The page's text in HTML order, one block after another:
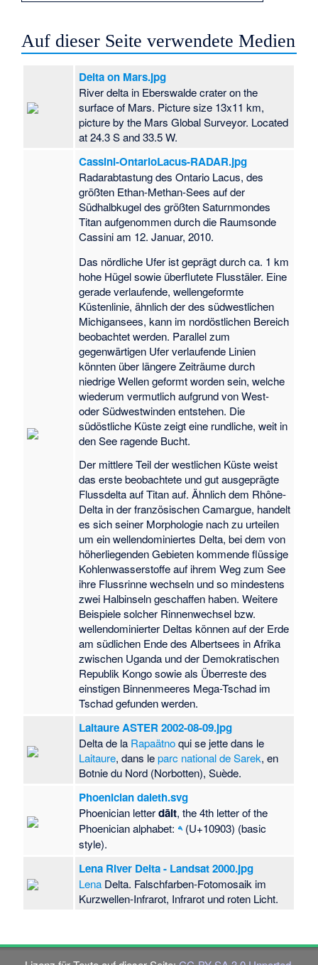
Auf dieser Seite verwendete Medien
Delta on Mars.jpg
River delta in Eberswalde crater on the
surface of Mars. Picture size 13x11 km,
picture by the Mars Global Surveyor. Located
at 24.3 S and 33.5 W.
Cassini-OntarioLacus-RADAR.jpg
Radarabtastung des Ontario Lacus, des
größten Ethan-Methan-Sees auf der
Südhalbkugel des größten Saturnmondes
Titan aufgenommen durch die Raumsonde
Cassini am 12. Januar, 2010.
Das nördliche Ufer ist geprägt durch ca. 1 km
hohe Hügel sowie überflutete Flusstäler. Eine
gerade verlaufende, wellengeformte
Küstenlinie, ähnlich der des südwestlichen
Michigansees, kann im nordöstlichen Bereich
beobachtet werden. Parallel zum
gegenwärtigen Ufer verlaufende Linien
könnten über längere Zeiträume durch
niedrige Wellen geformt worden sein, welche
wiederum vermutlich aufgrund von West-
oder Südwestwinden entstehen. Die
südöstliche Küste zeigt eine rundliche, weit in
den See ragende Bucht.
Der mittlere Teil der westlichen Küste weist
das erste beobachtete und gut ausgeprägte
Flussdelta auf Titan auf. Ähnlich dem Rhône-
Delta in der französischen Camargue, handelt
es sich seiner Morphologie nach zu urteilen
um ein wellendominiertes Delta, bei dem von
höherliegenden Gebieten kommende flüssige
Kohlenwasserstoffe auf ihrem Weg zum See
ihre Flussrinne wechseln und so mindestens
zwei Halbinseln geschaffen haben. Weitere
Beispiele solcher Rinnenwechsel bzw.
wellendominierter Deltas können auf der Erde
am südlichen Ende des Albertsees in Afrika
zwischen Uganda und der Demokratischen
Republik Kongo sowie als Überreste des
einstigen Binnenmeeres Mega-Tschad im
Tschad gefunden werden.
Laitaure ASTER 2002-08-09.jpg
Delta de la Rapaätnoqui se jette dans le
Laitaure, dans leparc national de Sarek, en
Botnie du Nord (Norbotten), Suède.
Phoenician daleth.svg
Phoenician letterdālt, the 4th letter of the
Phoenician alphabet: 𐤃(U+10903) (basic
style).
Lena River Delta - Landsat 2000.jpg
Lena Delta. Falschfarben-Fotomosaik im
Kurzwellen-Infrarot, Infrarot und roten Licht.